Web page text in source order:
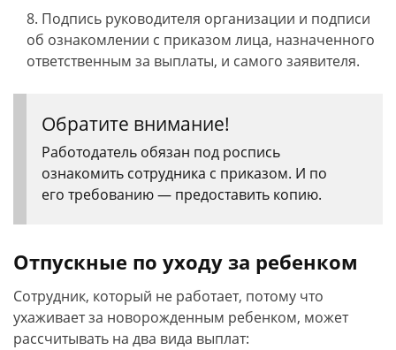
Подпись руководителя организации и подписи
об ознакомлении с приказом лица, назначенного
ответственным за выплаты, и самого заявителя.
Обратите внимание!
Работодатель обязан под роспись
ознакомить сотрудника с приказом. И по
его требованию — предоставить копию.
Отпускные по уходу за ребенком
Сотрудник, который не работает, потому что
ухаживает за новорожденным ребенком, может
рассчитывать на два вида выплат: